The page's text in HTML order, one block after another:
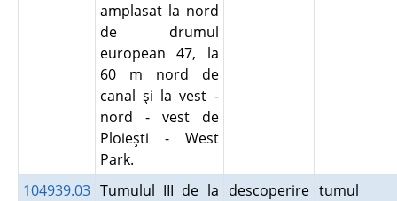
amplasat la nord
de drumul
european 47, la
60 m nord de
canal şi la vest -
nord - vest de
Ploieşti - West
Park.
104939.03 Tumulul III de la descoperire tumul